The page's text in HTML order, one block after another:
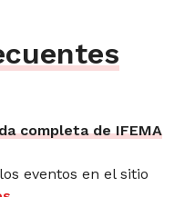
completa de IFEMA
eventos en el sitio